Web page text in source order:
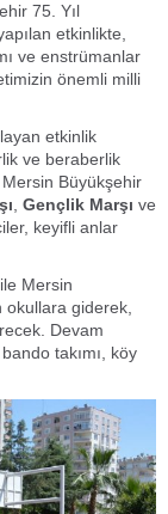
75. Yıl
etkinlikte,
ve enstrümanlar
önemli milli
etkinlik
ve beraberlik
Mersin Büyükşehir
Gençlik Marşı ve
keyifli anlar
Mersin
okullara giderek,
Devam
takımı, köy